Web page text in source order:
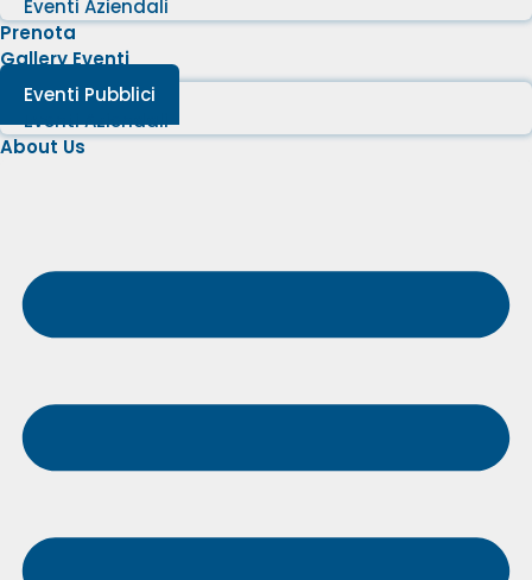
Eventi Aziendali
Prenota
Gallery Eventi
Eventi Pubblici
Eventi Aziendali
About Us